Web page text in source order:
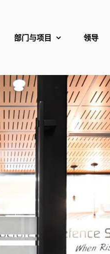
部门与项目 领导